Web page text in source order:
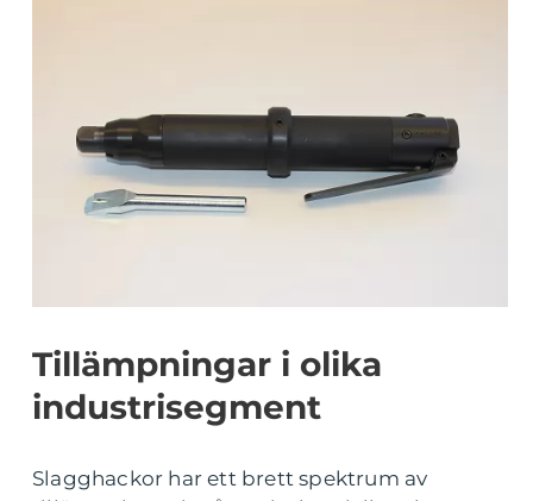
Tillämpningar i olika
industrisegment
Slagghackor har ett brett spektrum av